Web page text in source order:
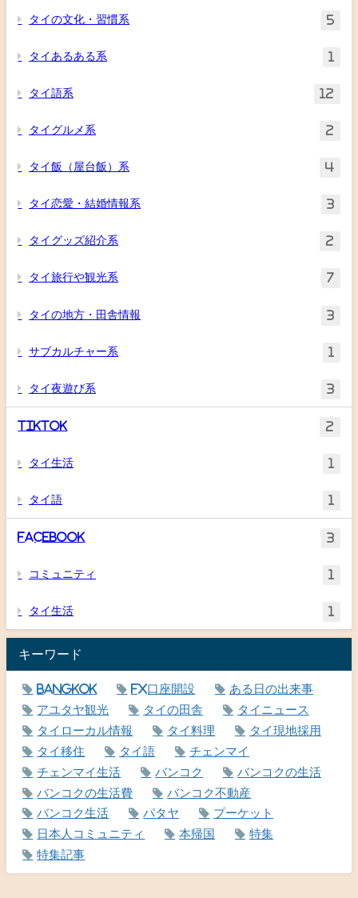
タイの文化・習慣系 5
タイあるある系
タイ語系 12
タイグルメ系 2
タイ飯（屋台飯）系 4
タイ恋愛・結婚情報系 3
タイグッズ紹介系 2
タイ旅行や観光系 7
タイの地方・田舎情報 3
サブカルチャー系 1
タイ夜遊び系 3
TikTok 2
タイ生活 1
タイ語 1
Facebook 3
コミュニティ 1
タイ生活 1
キーワード
Bangkok FX口座開設
ある日の出来事
アユタヤ観光
タイの田舎
タイニュース
タイローカル情報
タイ料理
タイ現地採用
タイ移住
タイ語
チェンマイ
チェンマイ生活
バンコク
バンコクの生活
バンコクの生活費
バンコク不動産
バンコク生活
パタヤ
プーケット
日本人コミュニティ
本帰国
特集
特集記事